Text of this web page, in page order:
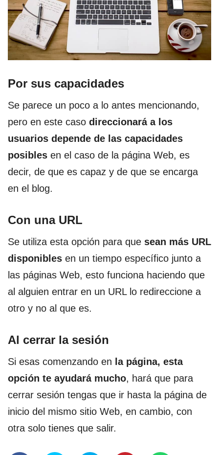
Por sus capacidades
Se parece un poco a lo antes mencionando,
pero en este caso direccionará a los
usuarios depende de las capacidades
posibles en el caso de la página Web, es
decir, de que es capaz y de que se encarga
en el blog.
Con una URL
Se utiliza esta opción para que sean más URL
disponibles en un tiempo específico junto a
las páginas Web, esto funciona haciendo que
al alguien entrar en un URL lo redireccione a
otro y no al que es.
Al cerrar la sesión
Si esas comenzando en la página, esta
opción te ayudará mucho, hará que para
cerrar sesión tengas que ir hasta la página de
inicio del mismo sitio Web, en cambio, con
otra solo tienes que salir.